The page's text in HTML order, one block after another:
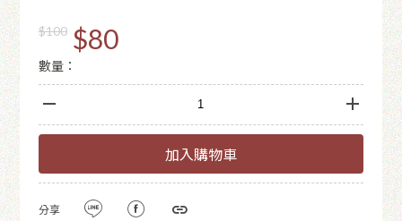
$100 $80
數量：
加入購物車
分享